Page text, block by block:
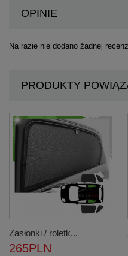
OPINIE
Na razie nie dodano żadnej
PRODUKTY
Zasłonki / roletk...
265PLN